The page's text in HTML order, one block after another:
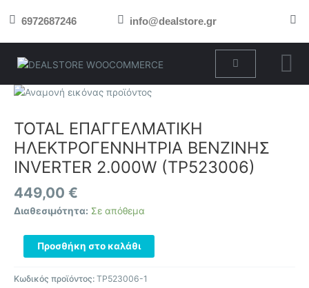
στο 6972687246 info@dealstore.gr
Cart
TOTAL ΕΠΑΓΓΕΛΜΑΤΙΚΗ
ΗΛΕΚΤΡΟΓΕΝΝΗΤΡΙΑ ΒΕΝΖΙΝΗΣ
INVERTER 2.000W (TP523006)
449,00 €
Διαθεσιμότητα: Σε απόθεμα
TOTAL
ΗΛΕΚΤΡΟΓΕΝΝΗΤΡΙΑ
ΒΕΝΖΙΝΗΣ
INVERTER
2.000W
ποσότητα
Προσθήκη στο καλάθι
Κωδικός προϊόντος: TP523006-1